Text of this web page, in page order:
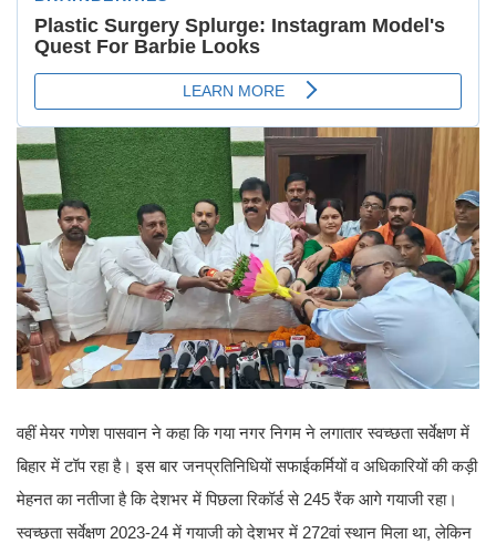
वहीं मेयर गणेश पासवान ने कहा कि गया नगर निगम ने लगातार स्वच्छता सर्वेक्षण में
बिहार में टॉप रहा है। इस बार जनप्रतिनिधियों सफाईकर्मियों व अधिकारियों की कड़ी
मेहनत का नतीजा है कि देशभर में पिछला रिकॉर्ड से 245 रैंक आगे गयाजी रहा।
स्वच्छता सर्वेक्षण 2023-24 में गयाजी को देशभर में 272वां स्थान मिला था, लेकिन